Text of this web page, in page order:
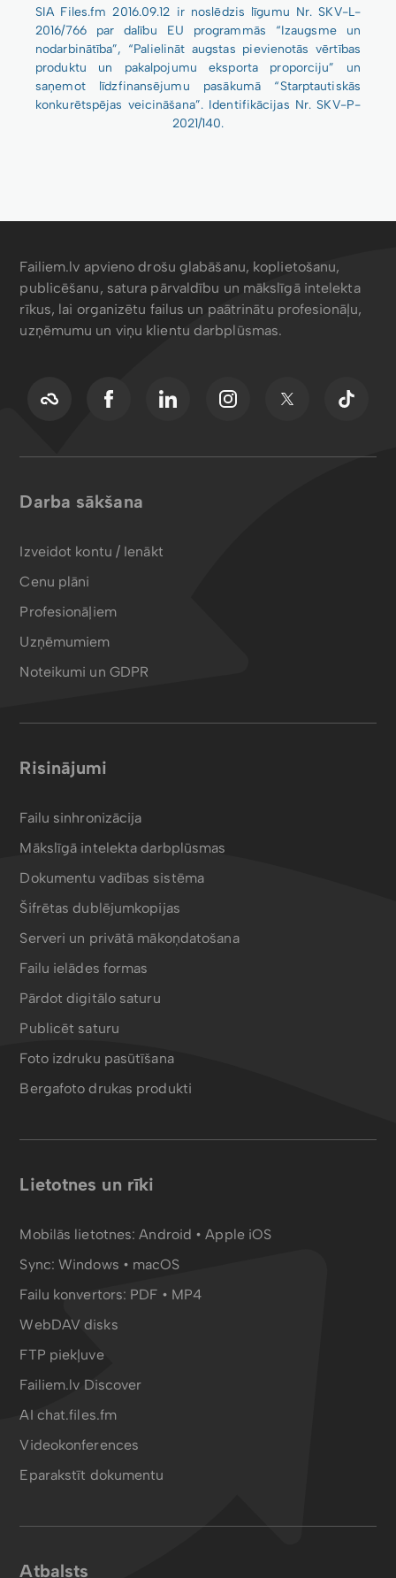
SIA Files.fm 2016.09.12 ir noslēdzis līgumu Nr. SKV-L-
2016/766 par dalību EU programmās “Izaugsme un
nodarbinātība”, “Palielināt augstas pievienotās vērtības
produktu un pakalpojumu eksporta proporciju” un
saņemot līdzfinansējumu pasākumā “Starptautiskās
konkurētspējas veicināšana”. Identifikācijas Nr. SKV-P-
2021/140.
Failiem.lv apvieno drošu glabāšanu, koplietošanu,
publicēšanu, satura pārvaldību un mākslīgā intelekta
rīkus, lai organizētu failus un paātrinātu profesionāļu,
uzņēmumu un viņu klientu darbplūsmas.
Darba sākšana
Izveidot kontu / Ienākt
Cenu plāni
Profesionāļiem
Uzņēmumiem
Noteikumi un GDPR
Risinājumi
Failu sinhronizācija
Mākslīgā intelekta darbplūsmas
Dokumentu vadības sistēma
Šifrētas dublējumkopijas
Serveri un privātā mākoņdatošana
Failu ielādes formas
Pārdot digitālo saturu
Publicēt saturu
Foto izdruku pasūtīšana
Bergafoto drukas produkti
Lietotnes un rīki
Mobilās lietotnes:Android •Apple iOS
Sync:Windows • macOS
Failu konvertors: PDF • MP4
WebDAV disks
FTP piekļuve
Failiem.lv Discover
AI chat.files.fm
Videokonferences
Eparakstīt dokumentu
Atbalsts